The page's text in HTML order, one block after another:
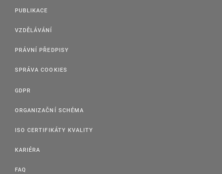
PUBLIKACE
VZDĚLÁVÁNÍ
PRÁVNÍ PŘEDPISY
SPRÁVA COOKIES
GDPR
ORGANIZAČNÍ SCHÉMA
ISO CERTIFIKÁTY KVALITY
KARIÉRA
FAQ